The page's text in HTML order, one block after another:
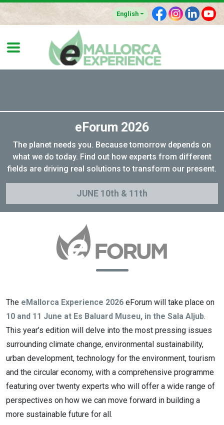
English F I L Y
eForum 2026
The planet needs you. Because tomorrow depends on
what we do today. Find out how experts from different
fields are driving real solutions to transform our present.
JUNE 10th & 11th
The eMallorca Experience 2026 eForum will take place on
10 and 11 June at Es Baluard Museu, in the Sala Aljub.
This year’s edition will delve into the most pressing issues
surrounding climate change, environmental sustainability,
urban development, technology for the environment, tourism
and the circular economy, with a comprehensive programme
featuring over twenty experts who will offer a wide range of
perspectives on how we can move forward in building a
more sustainable future for all.